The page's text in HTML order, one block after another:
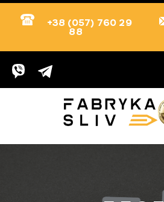
+38 (057) 760 29
88